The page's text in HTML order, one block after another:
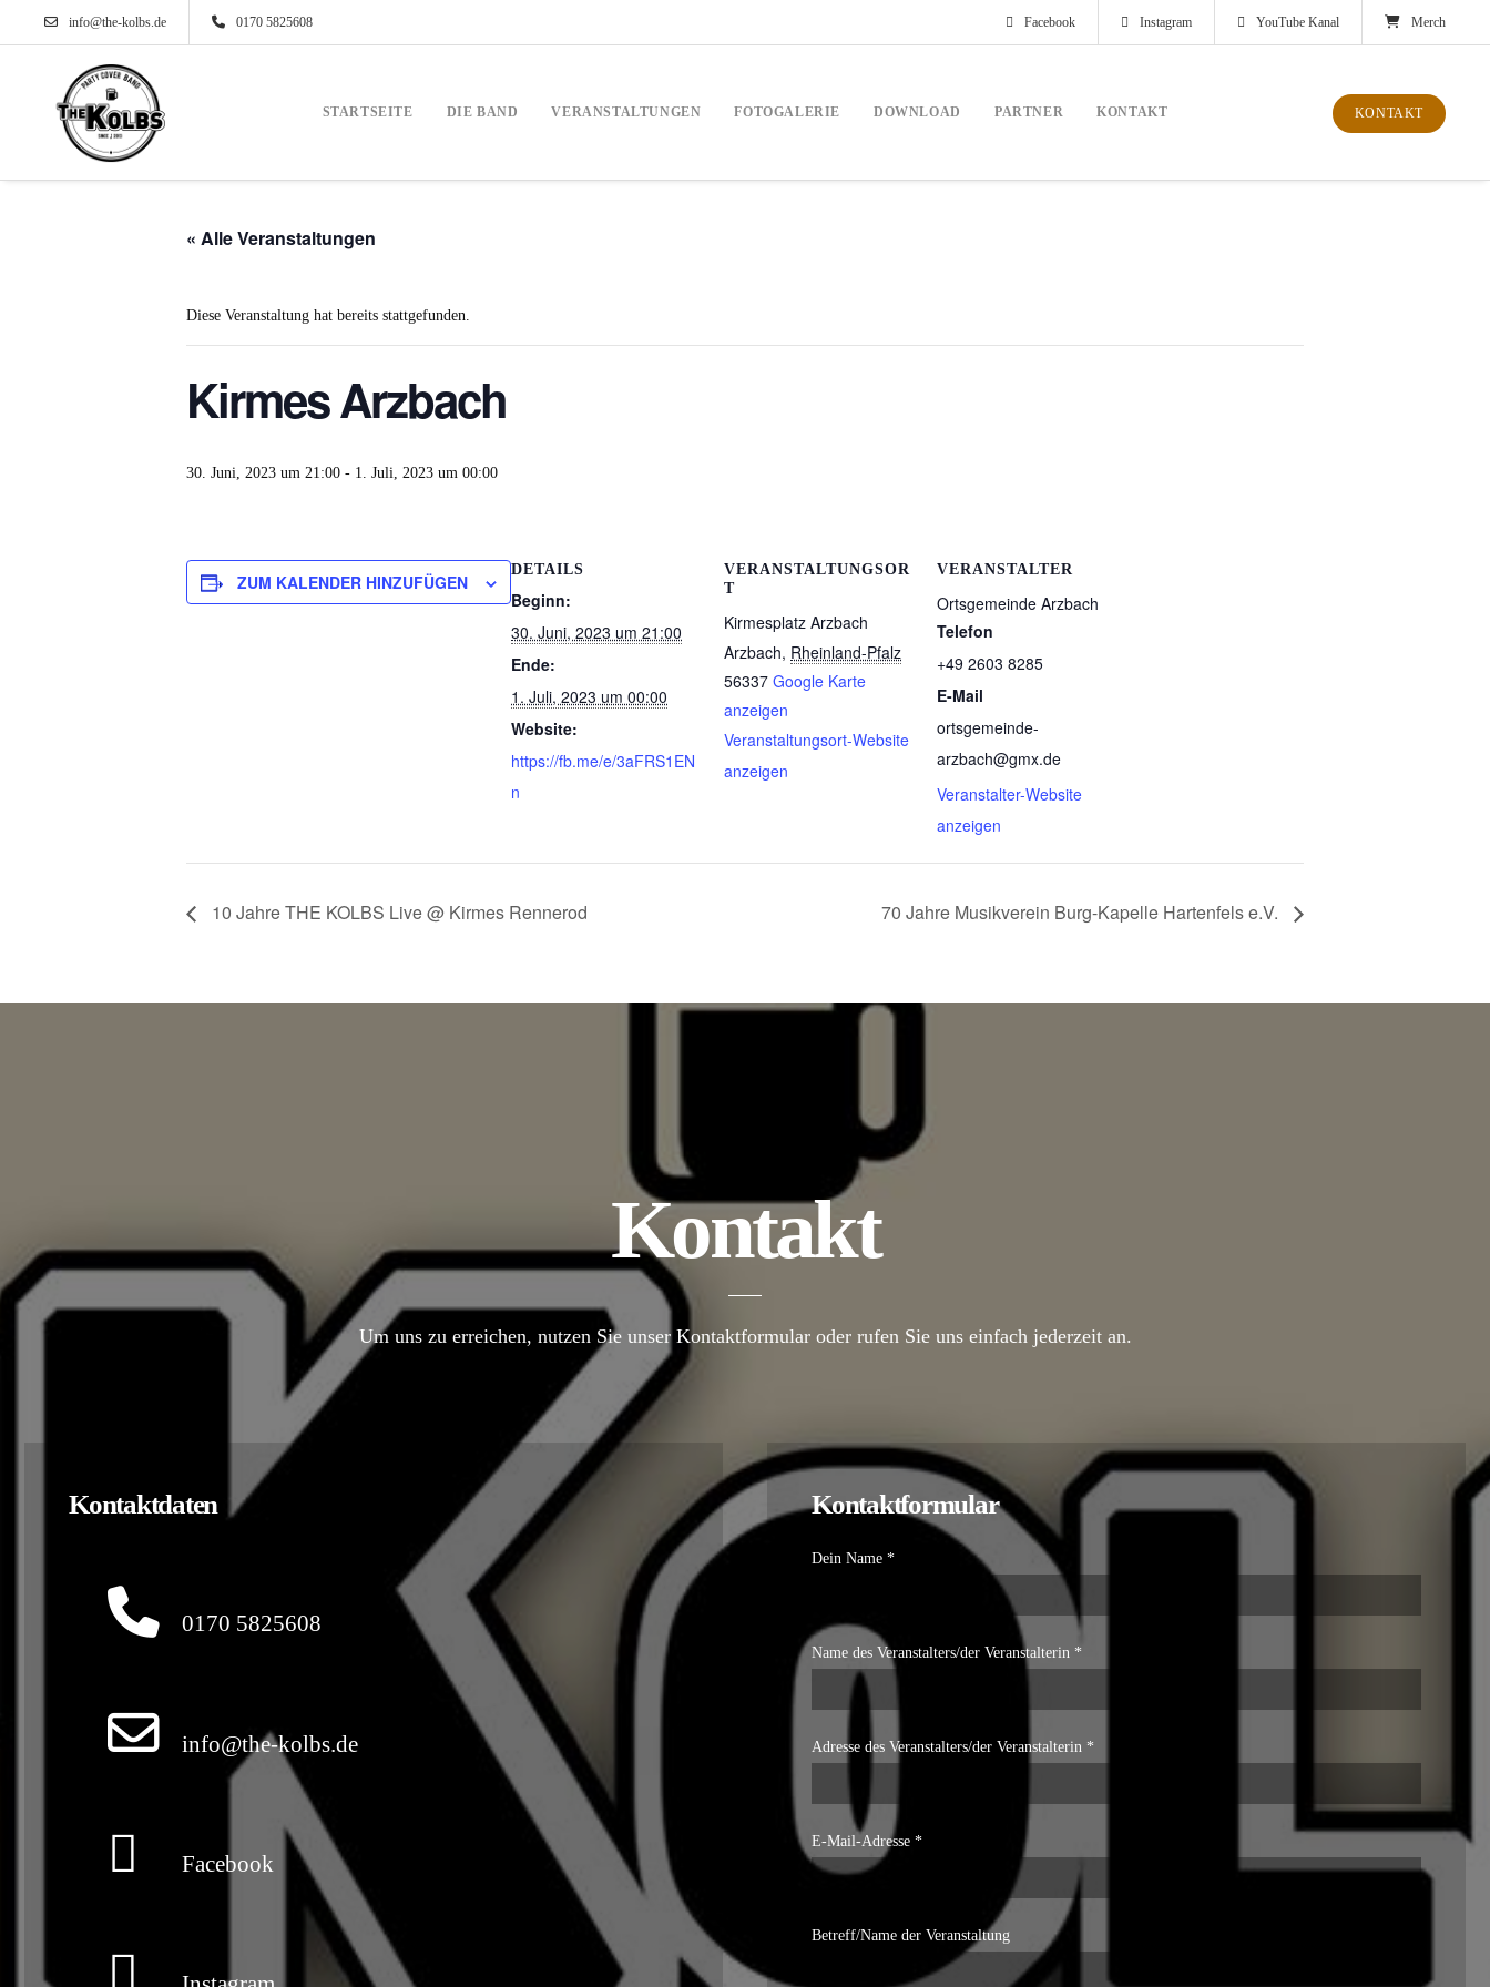
info@the-kolbs.de 0170 5825608 Merch
YouTube Kanal
Instagram
Facebook
STARTSEITE DIE BAND VERANSTALTUNGEN FOTOGALERIE DOWNLOAD PARTNER KONTAKT KONTAKT
« Alle Veranstaltungen
Diese Veranstaltung hat bereits stattgefunden.
Kirmes Arzbach
30. Juni, 2023 um 21:00 - 1. Juli, 2023 um 00:00
ZUM KALENDER HINZUFÜGEN
DETAILS
Beginn:
30. Juni, 2023 um 21:00
Ende:
1. Juli, 2023 um 00:00
Website:
https://fb.me/e/3aFRS1EN
n
VERANSTALTUNGSOR
T
Kirmesplatz Arzbach
Arzbach, Rheinland-Pfalz
56337 Google Karte
anzeigen
Veranstaltungsort-Website
anzeigen
VERANSTALTER
Ortsgemeinde Arzbach
Telefon
+49 2603 8285
E-Mail
ortsgemeinde-
arzbach@gmx.de
Veranstalter-Website
anzeigen
10 Jahre THE KOLBS Live @ Kirmes Rennerod 70 Jahre Musikverein Burg-Kapelle Hartenfels e.V.
Kontakt
Um uns zu erreichen, nutzen Sie unser Kontaktformular oder rufen Sie uns einfach jederzeit an.
Kontaktdaten
0170 5825608
info@the-kolbs.de
Facebook
Kontaktformular
Dein Name *
Name des Veranstalters/der Veranstalterin *
Adresse des Veranstalters/der Veranstalterin *
E-Mail-Adresse *
Betreff/Name der Veranstaltung